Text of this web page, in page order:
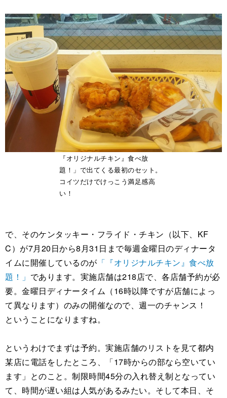
『オリジナルチキン』食べ放
題！」で出てくる最初のセット。
コイツだけでけっこう満足感高
い！
で、そのケンタッキー・フライド・チキン（以下、KF
C）が7月20日から8月31日まで毎週金曜日のディナータ
イムに開催しているのが 「『オリジナルチキン』食べ放
題！」 であります。実施店舗は218店で、各店舗予約が必
要。金曜日ディナータイム（16時以降ですが店舗によっ
て異なります）のみの開催なので、週一のチャンス！
ということになりますね。
というわけでまずは予約。実施店舗のリストを見て都内
某店に電話をしたところ、「17時からの部なら空いてい
ます」とのこと。制限時間45分の入れ替え制となってい
て、時間が遅い組は人気があるみたい。そして本日、そ